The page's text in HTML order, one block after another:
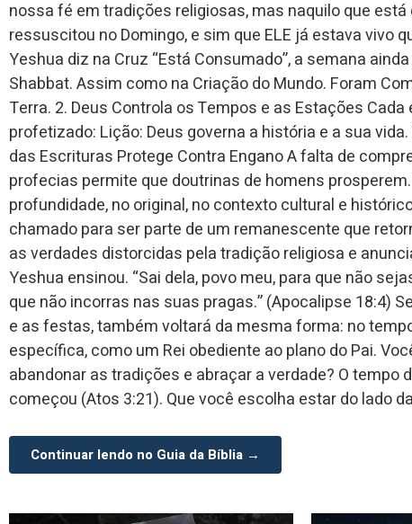
nossa fé em tradições religiosas, mas naquilo que
ressuscitou no Domingo, e sim que ELE já estava vivo
Yeshua diz na Cruz “Está Consumado”, a semana
Shabbat. Assim como na Criação do Mundo. Foram
Terra. 2. Deus Controla os Tempos e as Estações
profetizado: Lição: Deus governa a história e a sua
das Escrituras Protege Contra Engano A falta de
profecias permite que doutrinas de homens
profundidade, no original, no contexto cultural e
chamado para ser parte de um remanescente que
as verdades distorcidas pela tradição religiosa e
Yeshua ensinou. “Sai dela, povo meu, para que não
que não incorras nas suas pragas.” (Apocalipse 18:4)
e as festas, também voltará da mesma forma: no
específica, como um Rei obediente ao plano do Pai.
abandonar as tradições e abraçar a verdade? O
começou (Atos 3:21). Que você escolha estar do lado
Continuar lendo no Guia da Bíblia →